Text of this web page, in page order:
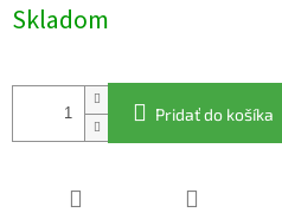
cena:
Skladom
Pridať do košíka